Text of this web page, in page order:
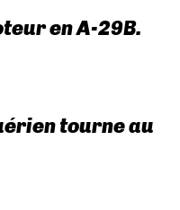
en A-29B.
tourne au